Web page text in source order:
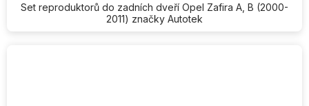
Set reproduktorů do zadních dveří Opel Zafira A, B (2000-
2011) značky Autotek